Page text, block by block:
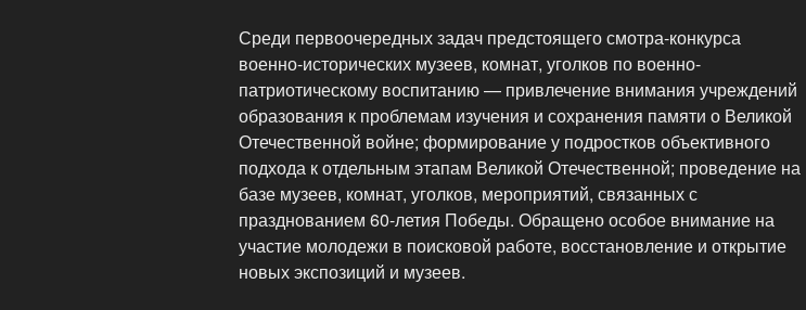
Среди первоочередных задач предстоящего смотра-конкурса
военно-исторических музеев, комнат, уголков по военно-
патриотическому воспитанию — привлечение внимания учреждений
образования к проблемам изучения и сохранения памяти о Великой
Отечественной войне; формирование у подростков объективного
подхода к отдельным этапам Великой Отечественной; проведение на
базе музеев, комнат, уголков, мероприятий, связанных с
празднованием 60-летия Победы. Обращено особое внимание на
участие молодежи в поисковой работе, восстановление и открытие
новых экспозиций и музеев.